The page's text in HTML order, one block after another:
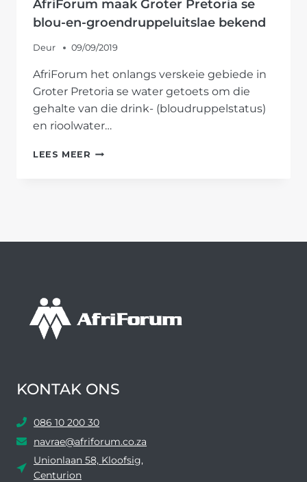
AfriForum maak Groter Pretoria se
blou-en-groendruppeluitslae bekend
Deur 09/09/2019
AfriForum het onlangs verskeie gebiede in
Groter Pretoria se water getoets om die
gehalte van die drink- (bloudruppelstatus)
en rioolwater…
LEES MEER AFRIFORUM
KONTAK ONS
086 10 200 30
navrae@afriforum.co.za
Unionlaan 58, Kloofsig,
Centurion